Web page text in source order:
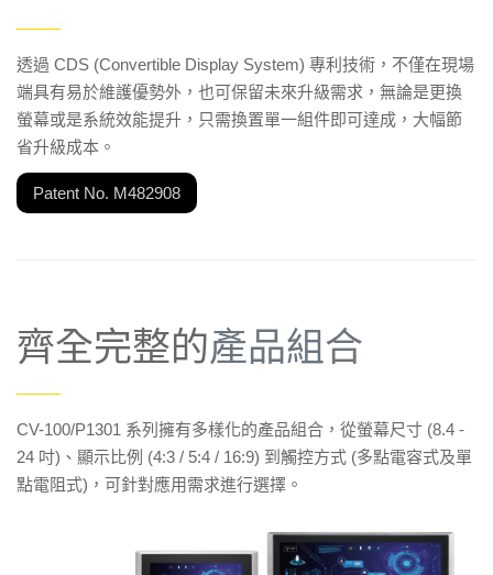
——
透過 CDS (Convertible Display System) 專利技術，不僅在現場
端具有易於維護優勢外，也可保留未來升級需求，無論是更換
螢幕或是系統效能提升，只需換置單一組件即可達成，大幅節
省升級成本。
Patent No. M482908
齊全完整的產品組合
——
CV-100/P1301 系列擁有多樣化的產品組合，從螢幕尺寸 (8.4 -
24 吋)、顯示比例 (4:3 / 5:4 / 16:9) 到觸控方式 (多點電容式及單
點電阻式)，可針對應用需求進行選擇。